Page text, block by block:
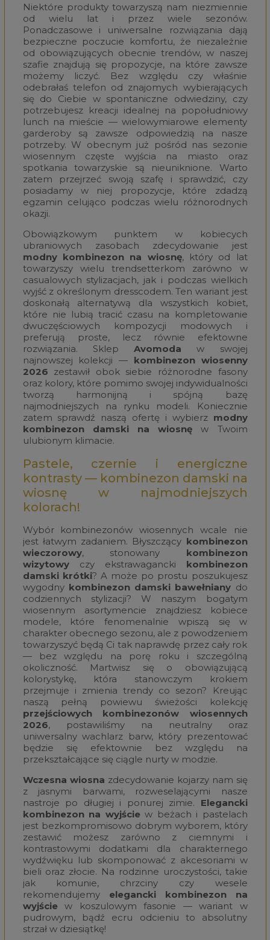
Niektóre produkty towarzyszą nam niezmiennie
od wielu lat i przez wiele sezonów.
Ponadczasowe i uniwersalne rozwiązania dają
bezpieczne poczucie komfortu, że niezależnie
od obowiązujących obecnie trendów, w naszej
szafie znajdują się propozycje, na które zawsze
możemy liczyć. Bez względu czy właśnie
odebrałaś telefon od znajomych wybierających
się do Ciebie w spontaniczne odwiedziny, czy
potrzebujesz kreacji idealnej na popołudniowy
lunch na mieście — wielowymiarowe elementy
garderoby są zawsze odpowiedzią na nasze
potrzeby. W obecnym już pośród nas sezonie
wiosennym częste wyjścia na miasto oraz
spotkania towarzyskie są nieuniknione. Warto
zatem przejrzeć swoją szafę i sprawdzić, czy
posiadamy w niej propozycje, które zdadzą
egzamin celująco podczas wielu różnorodnych
okazji.
Obowiązkowym punktem w kobiecych
ubraniowych zasobach zdecydowanie jest
modny kombinezon na wiosnę, który od lat
towarzyszy wielu trendsetterkom zarówno w
casualowych stylizacjach, jak i podczas wielkich
wyjść z określonym dresscodem. Ten wariant jest
doskonałą alternatywą dla wszystkich kobiet,
które nie lubią tracić czasu na kompletowanie
dwuczęściowych kompozycji modowych i
preferują proste, lecz równie efektowne
rozwiązania. Sklep Avomoda w swojej
najnowszej kolekcji — kombinezon wiosenny
2026 zestawił obok siebie różnorodne fasony
oraz kolory, które pomimo swojej indywidualności
tworzą harmonijną i spójną bazę
najmodniejszych na rynku modeli. Koniecznie
zatem sprawdź naszą ofertę i wybierz modny
kombinezon damski na wiosnę w Twoim
ulubionym klimacie.
Pastele, czernie i energiczne
kontrasty — kombinezon damski na
wiosnę w najmodniejszych
kolorach!
Wybór kombinezonów wiosennych wcale nie
jest łatwym zadaniem. Błyszczący kombinezon
wieczorowy, stonowany
kombinezon
wizytowyczy ekstrawagancki
kombinezon
damski krótki? A może po prostu poszukujesz
wygodny kombinezon damski bawełniany do
codziennych stylizacji? W naszym bogatym
wiosennym asortymencie znajdziesz kobiece
modele, które fenomenalnie wpiszą się w
charakter obecnego sezonu, ale z powodzeniem
towarzyszyć będą Ci tak naprawdę przez cały rok
— bez względu na porę roku i szczególną
okoliczność. Martwisz się o obowiązującą
kolorystykę, która stanowczym krokiem
przejmuje i zmienia trendy co sezon? Kreując
naszą pełną powiewu świeżości kolekcję
przejściowych kombinezonów wiosennych
2026, postawiliśmy na neutralny oraz
uniwersalny wachlarz barw, który prezentować
będzie się efektownie bez względu na
przekształcające się ciągle nurty w modzie.
Wczesna wiosna zdecydowanie kojarzy nam się
z jasnymi barwami, rozweselającymi nasze
nastroje po długiej i ponurej zimie. Elegancki
kombinezon na wyjście w beżach i pastelach
jest bezkompromisowo dobrym wyborem, który
zestawić możesz zarówno z ciemnymi i
kontrastowymi dodatkami dla charakternego
wydźwięku lub skomponować z akcesoriami w
bieli oraz złocie. Na rodzinne uroczystości, takie
jak komunie, chrzciny czy wesele
rekomendujemy elegancki kombinezon na
wyjście w koszulowym fasonie — wariant w
pudrowym, bądź ecru odcieniu to absolutny
strzał w dziesiątkę!